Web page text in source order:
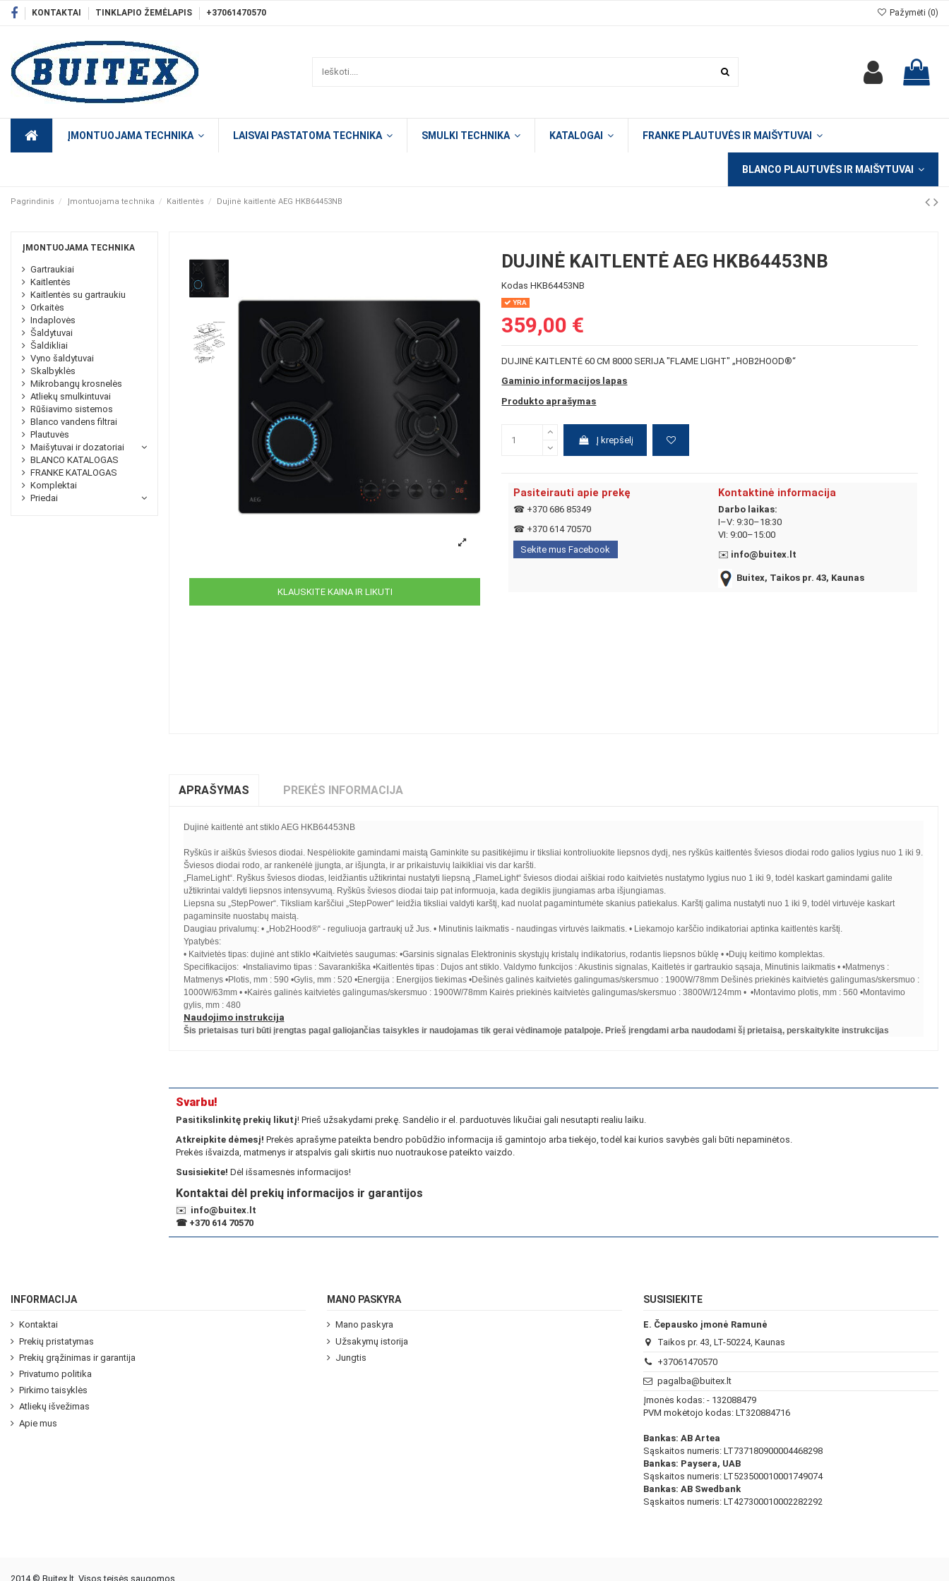
KONTAKTAI TINKLAPIO ŽEMĖLAPIS +37061470570 Pažymėti (0)
ĮMONTUOJAMA TECHNIKA LAISVAI PASTATOMA TECHNIKA SMULKI TECHNIKA KATALOGAI FRANKE PLAUTUVĖS IR MAIŠYTUVAI
BLANCO PLAUTUVĖS IR MAIŠYTUVAI
Pagrindinis Įmontuojama technika Kaitlentės Dujinė kaitlentė AEG HKB64453NB
KLAUSKITE KAINA IR LIKUTI
DUJINĖ KAITLENTĖ AEG HKB64453NB
Kodas HKB64453NB
YRA
359,00 €
DUJINĖ KAITLENTĖ 60 CM 8000 SERIJA "FLAME LIGHT" „HOB2HOOD®“
Gaminio informacijos lapas
Produkto aprašymas
Į krepšelį
Pasiteirauti apie prekę
☎ +370 686 85349
☎ +370 614 70570
Sekite mus Facebook
Kontaktinė informacija
Darbo laikas:
I–V: 9:30–18:30
VI: 9:00–15:00
✉️ info@buitex.lt
Buitex, Taikos pr. 43, Kaunas
APRAŠYMAS PREKĖS INFORMACIJA
Dujinė kaitlentė ant stiklo AEG HKB64453NB
Ryškūs ir aiškūs šviesos diodai. Nespėliokite gamindami maistą Gaminkite su pasitikėjimu ir tiksliai kontroliuokite liepsnos dydį, nes ryškūs kaitlentės šviesos diodai rodo galios lygius nuo 1 iki 9.
Šviesos diodai rodo, ar rankenėlė įjungta, ar išjungta, ir ar prikaistuvių laikikliai vis dar karšti.
„FlameLight“. Ryškus šviesos diodas, leidžiantis užtikrintai nustatyti liepsną „FlameLight“ šviesos diodai aiškiai rodo kaitvietės nustatymo lygius nuo 1 iki 9, todėl kaskart gamindami galite
užtikrintai valdyti liepsnos intensyvumą. Ryškūs šviesos diodai taip pat informuoja, kada degiklis įjungiamas arba išjungiamas.
Liepsna su „StepPower“. Tiksliam karščiui „StepPower“ leidžia tiksliai valdyti karštį, kad nuolat pagamintumėte skanius patiekalus. Karštį galima nustatyti nuo 1 iki 9, todėl virtuvėje kaskart
pagaminsite nuostabų maistą.
Daugiau privalumų: • „Hob2Hood®“ - reguliuoja gartraukį už Jus. • Minutinis laikmatis - naudingas virtuvės laikmatis. • Liekamojo karščio indikatoriai aptinka kaitlentės karštį.
Ypatybės:
• Kaitvietės tipas: dujinė ant stiklo •Kaitvietės saugumas: •Garsinis signalas Elektroninis skystųjų kristalų indikatorius, rodantis liepsnos būklę • •Dujų keitimo komplektas.
Specifikacijos: •Instaliavimo tipas : Savarankiška •Kaitlentės tipas : Dujos ant stiklo. Valdymo funkcijos : Akustinis signalas, Kaitletės ir gartraukio sąsaja, Minutinis laikmatis • •Matmenys :
Matmenys •Plotis, mm : 590 •Gylis, mm : 520 •Energija : Energijos tiekimas •Dešinės galinės kaitvietės galingumas/skersmuo : 1900W/78mm Dešinės priekinės kaitvietės galingumas/skersmuo :
1000W/63mm • •Kairės galinės kaitvietės galingumas/skersmuo : 1900W/78mm Kairės priekinės kaitvietės galingumas/skersmuo : 3800W/124mm • •Montavimo plotis, mm : 560 •Montavimo
gylis, mm : 480
Naudojimo instrukcija
Šis prietaisas turi būti įrengtas pagal galiojančias taisykles ir naudojamas tik gerai vėdinamoje patalpoje. Prieš įrengdami arba naudodami šį prietaisą, perskaitykite instrukcijas
Svarbu!
Pasitikslinkitę prekių likutį! Prieš užsakydami prekę. Sandėlio ir el. parduotuvės likučiai gali nesutapti realiu laiku.
Atkreipkite dėmesį! Prekės aprašyme pateikta bendro pobūdžio informacija iš gamintojo arba tiekėjo, todėl kai kurios savybės gali būti nepaminėtos.
Prekės išvaizda, matmenys ir atspalvis gali skirtis nuo nuotraukose pateikto vaizdo.
Susisiekite! Dėl išsamesnės informacijos!
Kontaktai dėl prekių informacijos ir garantijos
✉️ info@buitex.lt
☎ +370 614 70570
ĮMONTUOJAMA TECHNIKA
Gartraukiai
Kaitlentės
Kaitlentės su gartraukiu
Orkaitės
Indaplovės
Šaldytuvai
Šaldikliai
Vyno šaldytuvai
Skalbyklės
Mikrobangų krosnelės
Atliekų smulkintuvai
Rūšiavimo sistemos
Blanco vandens filtrai
Plautuvės
Maišytuvai ir dozatoriai
BLANCO KATALOGAS
FRANKE KATALOGAS
Komplektai
Priedai
INFORMACIJA
Kontaktai
Prekių pristatymas
Prekių grąžinimas ir garantija
Privatumo politika
Pirkimo taisyklės
Atliekų išvežimas
Apie mus
MANO PASKYRA
Mano paskyra
Užsakymų istorija
Jungtis
SUSISIEKITE
E. Čepausko įmonė Ramunė
Taikos pr. 43, LT-50224, Kaunas
+37061470570
pagalba@buitex.lt
Įmonės kodas: - 132088479
PVM mokėtojo kodas: LT320884716
Bankas: AB Artea
Sąskaitos numeris: LT737180900004468298
Bankas: Paysera, UAB
Sąskaitos numeris: LT523500010001749074
Bankas: AB Swedbank
Sąskaitos numeris: LT427300010002282292
2014 © Buitex.lt. Visos teisės saugomos.